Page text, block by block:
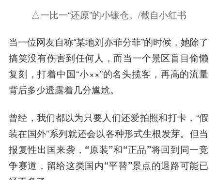
△一比一“还原”的小镰仓。/截自小红书
当一位网友自称“某地刘亦菲分菲”的时候，她除了
搞笑没有伤害到任何人，而当一个景区盲目偷懒
复刻，打着中国“小××”的名头揽客，再高的流量
背后多少透露着几分尴尬。
曾经，我们都以为只要人们还爱拍照和打卡，“假
装在国外”系列就还会以各种形式生根发芽。但当
报复性出国来袭，“原装”和“正品”将回到同一竞
争赛道，留给这类国内“平替”景点的退路可能已